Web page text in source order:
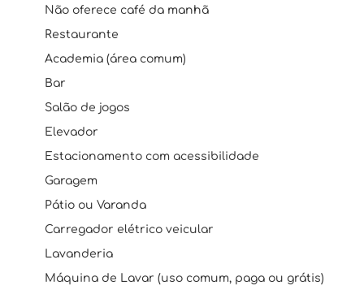
Não oferece café da manhã
Restaurante
Academia (área comum)
Bar
Salão de jogos
Elevador
Estacionamento com acessibilidade
Garagem
Pátio ou Varanda
Carregador elétrico veicular
Lavanderia
Máquina de Lavar (uso comum, paga ou grátis)